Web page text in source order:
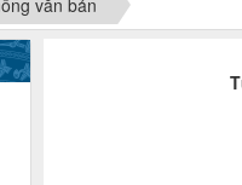
văn bản